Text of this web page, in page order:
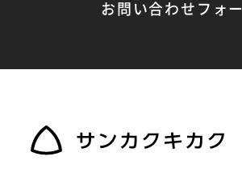
お問い合わせフォ